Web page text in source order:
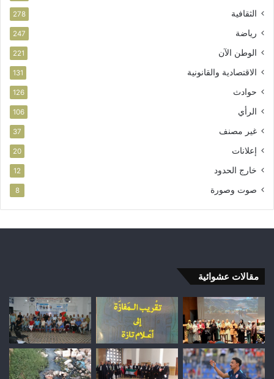
الثقافية 278
رياضة 247
الوطن الآن 221
الاقتصادية والقانونية 131
حوادث 126
الرأي 106
غير مصنف 37
إعلانات 20
خارج الحدود 12
صوت وصورة 8
مقالات عشوائية